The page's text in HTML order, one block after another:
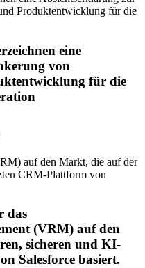
eine
von
für die
das
(VRM) auf den
sicheren und KI-
Salesforce basiert.